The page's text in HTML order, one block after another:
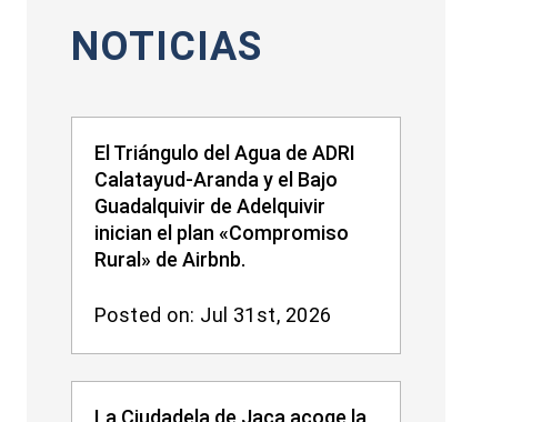
NOTICIAS
El Triángulo del Agua de ADRI
Calatayud-Aranda y el Bajo
Guadalquivir de Adelquivir
inician el plan «Compromiso
Rural» de Airbnb.
Posted on: Jul 31st, 2026